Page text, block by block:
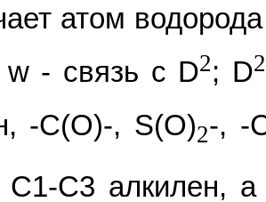
атом
- связь с D2; D2
-C(O)-, S(O)2-, -
C3 алкилен,